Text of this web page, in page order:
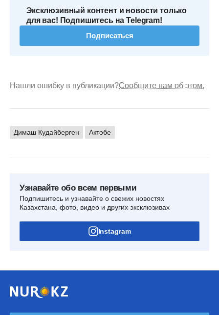
Эксклюзивный контент и новости только
для вас! Подпишитесь на Telegram!
Подписаться
Нашли ошибку в публикации?Сообщите нам об этом.
Димаш Кудайберген Актобе
Узнавайте обо всем первыми
Подпишитесь и узнавайте о свежих новостях
Казахстана, фото, видео и других эксклюзивах
Instagram